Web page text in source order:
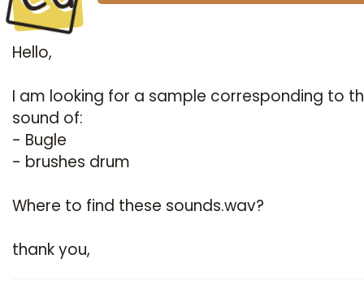
Hello,
I am looking for a sample corresponding to
sound of:
- Bugle
- brushes drum
Where to find these sounds.wav?
thank you,